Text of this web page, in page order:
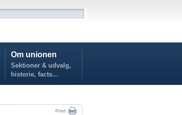
Om unionen
Sektioner & udvalg,
historie, facts...
Print